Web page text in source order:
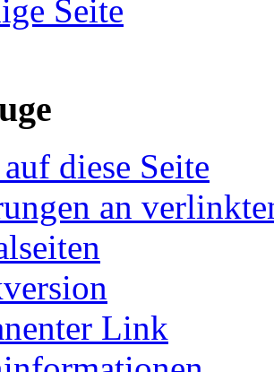
Seite
diese Seite
an
Link